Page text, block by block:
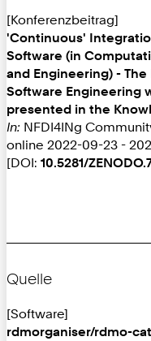
[Konferenzbeitrag]
'Continuous'
Software (in
and Engineering) - The
Software Engineering
presented in the
In: NFDI4INg
online 2022-09-23 -
[DOI: 10.5281/
Quelle
[Software]
rdmorganiser/rdmo-